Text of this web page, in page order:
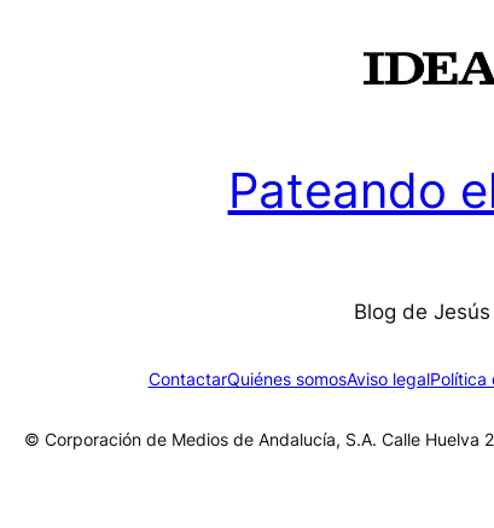
Pateando
Blog de
ContactarQuiénes somosAviso legalPolítica
© Corporación de Medios de Andalucía, S.A. Calle Huelva